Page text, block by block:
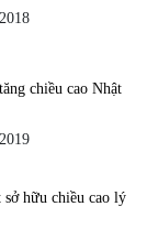
chiều cao Nhật
hữu chiều cao lý